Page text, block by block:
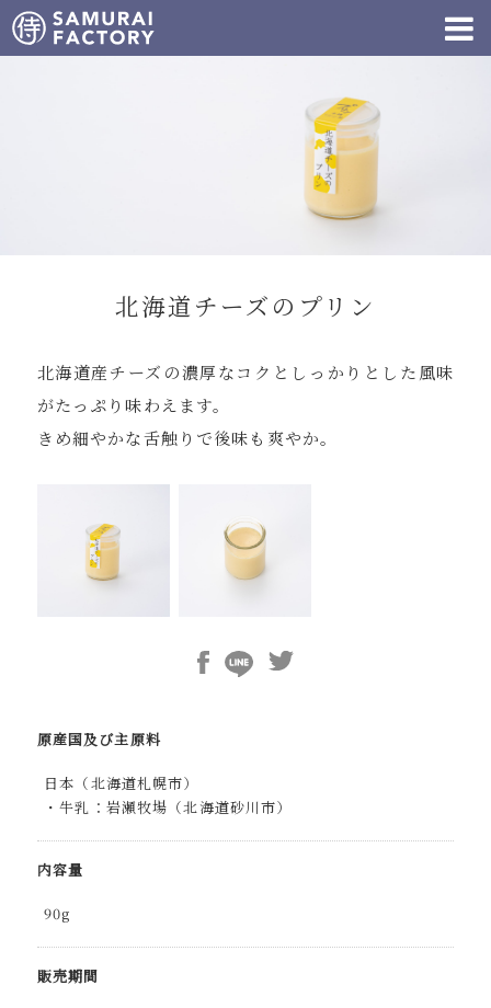
北海道チーズのプリン
北海道産チーズの濃厚なコクとしっかりとした風味
がたっぷり味わえます。
きめ細やかな舌触りで後味も爽やか。
原産国及び主原料
日本（北海道札幌市）
・牛乳：岩瀬牧場（北海道砂川市）
内容量
90g
販売期間